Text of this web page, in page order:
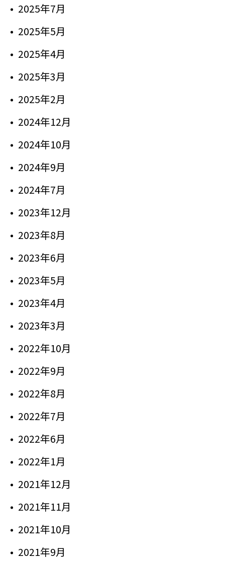
2025年7月
2025年5月
2025年4月
2025年3月
2025年2月
2024年12月
2024年10月
2024年9月
2024年7月
2023年12月
2023年8月
2023年6月
2023年5月
2023年4月
2023年3月
2022年10月
2022年9月
2022年8月
2022年7月
2022年6月
2022年1月
2021年12月
2021年11月
2021年10月
2021年9月